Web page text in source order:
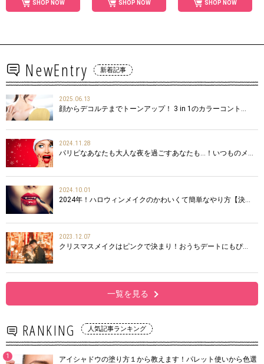
SHOP NOW SHOP NOW SHOP NOW
NewEntry 新着記事
2025.06.13
顔からデコルテまでトーンアップ！ 3 in 1のカラーコント…
2024.11.28
パリピなあなたも大人な夜を過ごすあなたも…！いつものメ…
2024.10.01
2024年！ハロウィンメイクのかわいくて簡単なやり方【決…
2023.12.07
クリスマスメイクはピンクで決まり！おうちデートにもぴ…
一覧を見る
RANKING 人気記事ランキング
1
アイシャドウの塗り方１から教えます！パレット使いから色選